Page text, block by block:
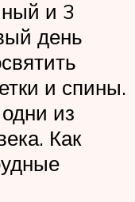
и 3
день
и спины.
из
Как